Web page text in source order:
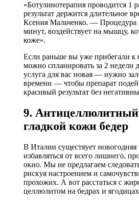
«Ботулинотерапия проводится 1
результат держится длительное
Ксения Мальченко. — Процедура
минут, воздействует на мышцу,
коже».
Если раньше вы уже прибегали к
можно спланировать за 2 недели
услуга для вас новая — нужно
времени — чтобы препарат
красивый результат без
9. Антицеллюлитный
гладкой кожи бедер
В Италии существует
избавляться от всего лишнего,
окно. Мы не предлагаем
рискуя настроением и
прохожих. А вот расстаться с
целлюлитом на бедрах и